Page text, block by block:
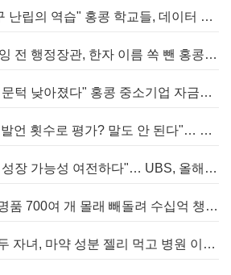
[홍콩교육] "AI 도구 난립의 역습" 홍콩 학교들, 데이터 고립에 교육 효과 평가 비상
[홍콩부동산] 렁춘잉 전 행정장관, 한자 이름 쏙 뺀 홍콩 고급 아파트 단지들에 쓴소리
[홍콩금융] "은행 문턱 낮아졌다" 홍콩 중소기업 자금줄 숨통 트이나… HKMA "2분기 신용 조건 안정적"
[홍콩정치] "의원 발언 횟수로 평가? 말도 안 된다"… 홍콩 입법회 의장의 일침
[홍콩경제] "홍콩 성장 가능성 여전하다"… UBS, 올해 홍콩 GDP 성장률 전망치 4.5%로 대폭 상향
[홍콩뉴스] 샤넬 명품 700여 개 몰래 빼돌려 수십억 챙긴 직원 4년~7년형 선고
[홍콩뉴스] 어린 두 자녀, 마약 성분 젤리 먹고 병원 이송… 어머니와 친척 체포